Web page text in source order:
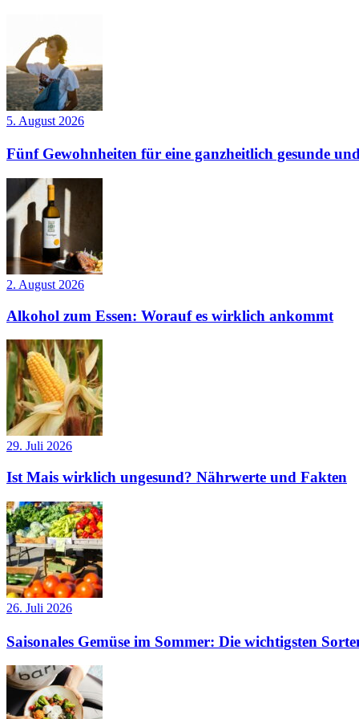
5. August 2026
Fünf Gewohnheiten für eine ganzheitlich gesunde
2. August 2026
Alkohol zum Essen: Worauf es wirklich ankommt
29. Juli 2026
Ist Mais wirklich ungesund? Nährwerte und Fakten
26. Juli 2026
Saisonales Gemüse im Sommer: Die wichtigsten